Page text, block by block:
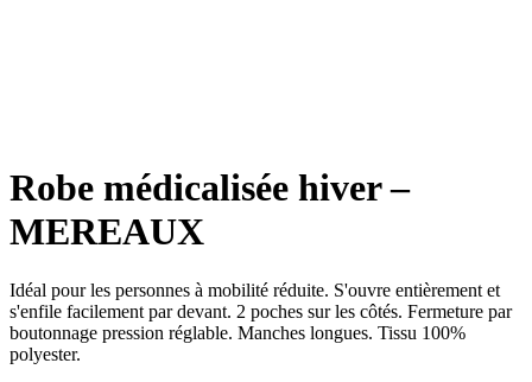
Robe médicalisée hiver –
MEREAUX
Idéal pour les personnes à mobilité réduite. S'ouvre entièrement et
s'enfile facilement par devant. 2 poches sur les côtés. Fermeture par
boutonnage pression réglable. Manches longues. Tissu 100%
polyester.